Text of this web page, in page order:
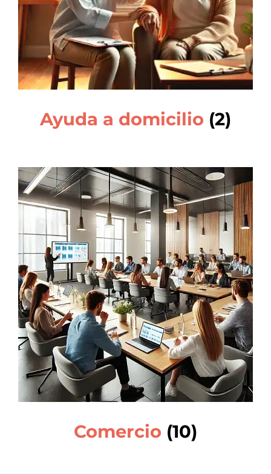
Ayuda a domicilio (2)
Comercio (10)